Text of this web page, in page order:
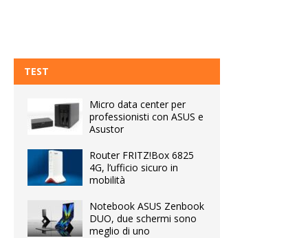
TEST
Micro data center per
professionisti con ASUS e
Asustor
Router FRITZ!Box 6825
4G, l’ufficio sicuro in
mobilità
Notebook ASUS Zenbook
DUO, due schermi sono
meglio di uno